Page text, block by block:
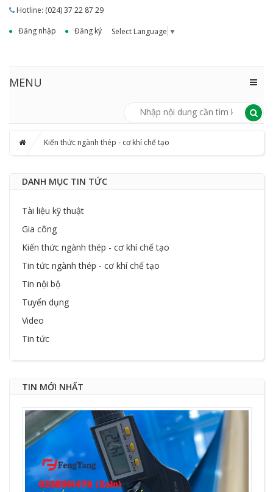
Hotline: (024) 37 22 87 29
Đăng nhập
Đăng ký Select Language ▼
MENU
Kiến thức ngành thép - cơ khí chế tạo
DANH MỤC TIN TỨC
Tài liệu kỹ thuật
Gia công
Kiến thức ngành thép - cơ khí chế tạo
Tin tức ngành thép - cơ khí chế tạo
Tin nội bộ
Tuyển dụng
Video
Tin tức
TIN MỚI NHẤT